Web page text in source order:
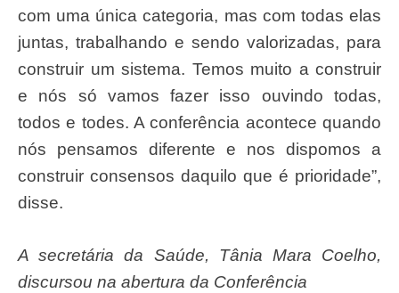
com uma única categoria, mas com todas elas
juntas, trabalhando e sendo valorizadas, para
construir um sistema. Temos muito a construir
e nós só vamos fazer isso ouvindo todas,
todos e todes. A conferência acontece quando
nós pensamos diferente e nos dispomos a
construir consensos daquilo que é prioridade”,
disse.
A secretária da Saúde, Tânia Mara Coelho,
discursou na abertura da Conferência